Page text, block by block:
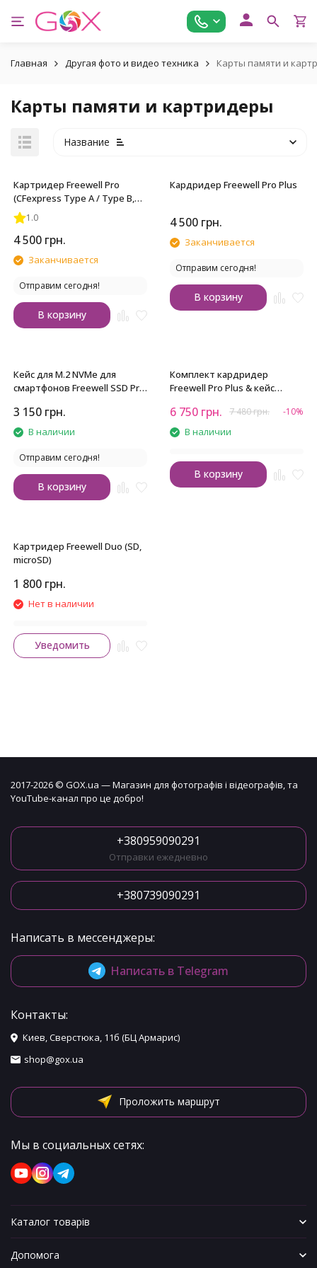
Главная Другая фото и видео техника Карты памяти и
Карты памяти и картридеры
Название
Картридер Freewell Pro
(CFexpress Type A / Type B,
SD, microSD)
1.0
4 500 грн.
Заканчивается
Отправим сегодня!
В корзину
Кардридер Freewell Pro Plus
4 500 грн.
Заканчивается
Отправим сегодня!
В корзину
Кейс для M.2 NVMe для
смартфонов Freewell SSD Pro
3 150 грн.
В наличии
Отправим сегодня!
В корзину
Комплект кардридер
Freewell Pro Plus & кейс
6 750 грн. 7 480грн. -10%
В наличии
В корзину
Картридер Freewell Duo (SD,
microSD)
1 800 грн.
Нет в наличии
Уведомить
2017-2026 © GOX.ua — Магазин для фотографів і відеографів, та
YouTube-канал про це добро!
+380959090291
Отправки ежедневно
+380739090291
Написать в мессенджеры:
Написать в Telegram
Контакты:
Киев, Сверстюка, 11б (БЦ Армарис)
shop@gox.ua
Проложить маршрут
Мы в социальных сетях:
Каталог товарів
Допомога